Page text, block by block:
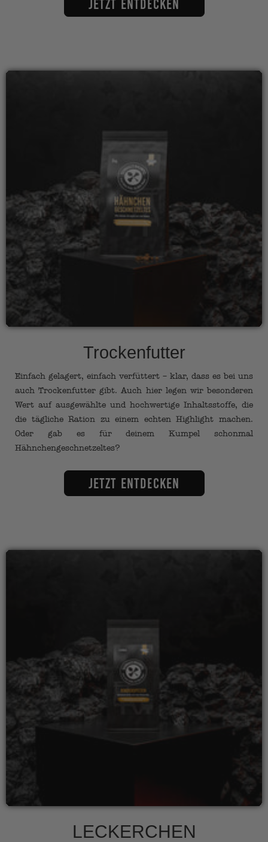
Jetzt entdecken
Trockenfutter
Einfach gelagert, einfach verfüttert – klar, dass es bei uns
auch Trockenfutter gibt. Auch hier legen wir besonderen
Wert auf ausgewählte und hochwertige Inhaltsstoffe, die
die tägliche Ration zu einem echten Highlight machen.
Oder gab es für deinem Kumpel schonmal
Hähnchengeschnetzeltes?
Jetzt entdecken
LECKERCHEN